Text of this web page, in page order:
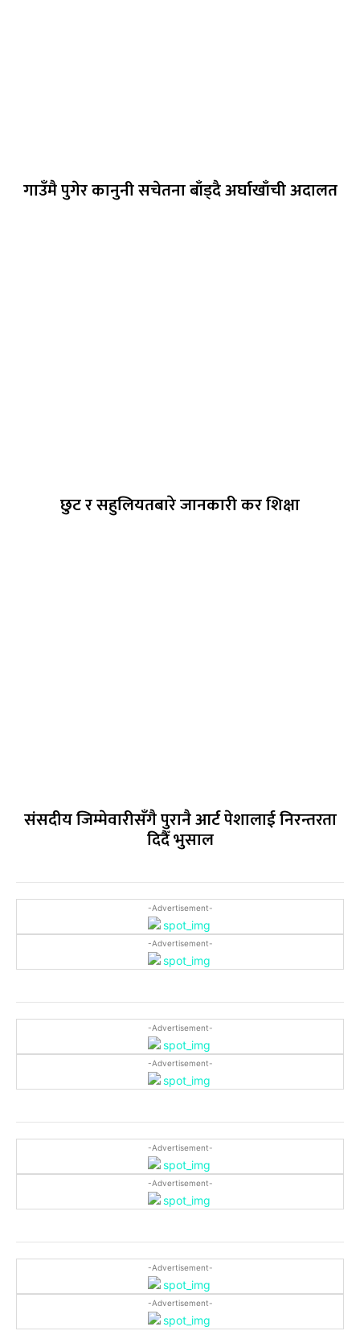
गाउँमै पुगेर कानुनी सचेतना बाँड्दै अर्घाखाँची अदालत
छुट र सहुलियतबारे जानकारी कर शिक्षा
संसदीय जिम्मेवारीसँगै पुरानै आर्ट पेशालाई निरन्तरता
दिदैँ भुसाल
-Advertisement-
-Advertisement-
-Advertisement-
-Advertisement-
-Advertisement-
-Advertisement-
-Advertisement-
-Advertisement-